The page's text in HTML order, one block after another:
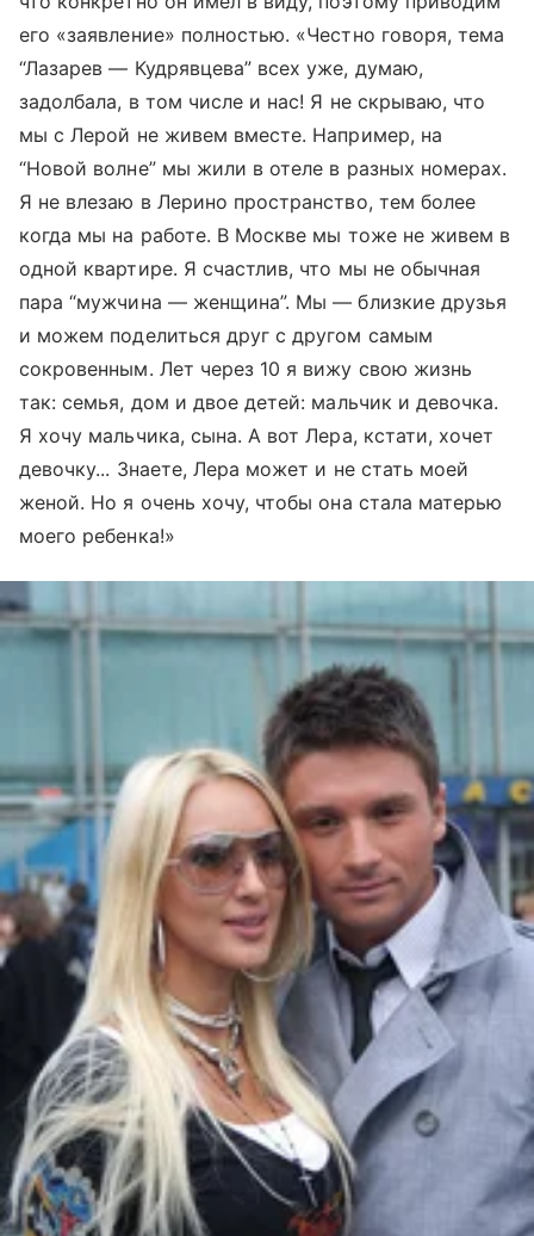
его «заявление» полностью. «Честно говоря, тема
“Лазарев — Кудрявцева” всех уже, думаю,
задолбала, в том числе и нас! Я не скрываю, что
мы с Лерой не живем вместе. Например, на
“Новой волне” мы жили в отеле в разных номерах.
Я не влезаю в Лерино пространство, тем более
когда мы на работе. В Москве мы тоже не живем в
одной квартире. Я счастлив, что мы не обычная
пара “мужчина — женщина”. Мы — близкие друзья
и можем поделиться друг с другом самым
сокровенным. Лет через 10 я вижу свою жизнь
так: семья, дом и двое детей: мальчик и девочка.
Я хочу мальчика, сына. А вот Лера, кстати, хочет
девочку... Знаете, Лера может и не стать моей
женой. Но я очень хочу, чтобы она стала матерью
моего ребенка!»